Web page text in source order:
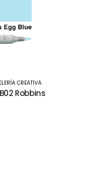
CREATIVA
Frost